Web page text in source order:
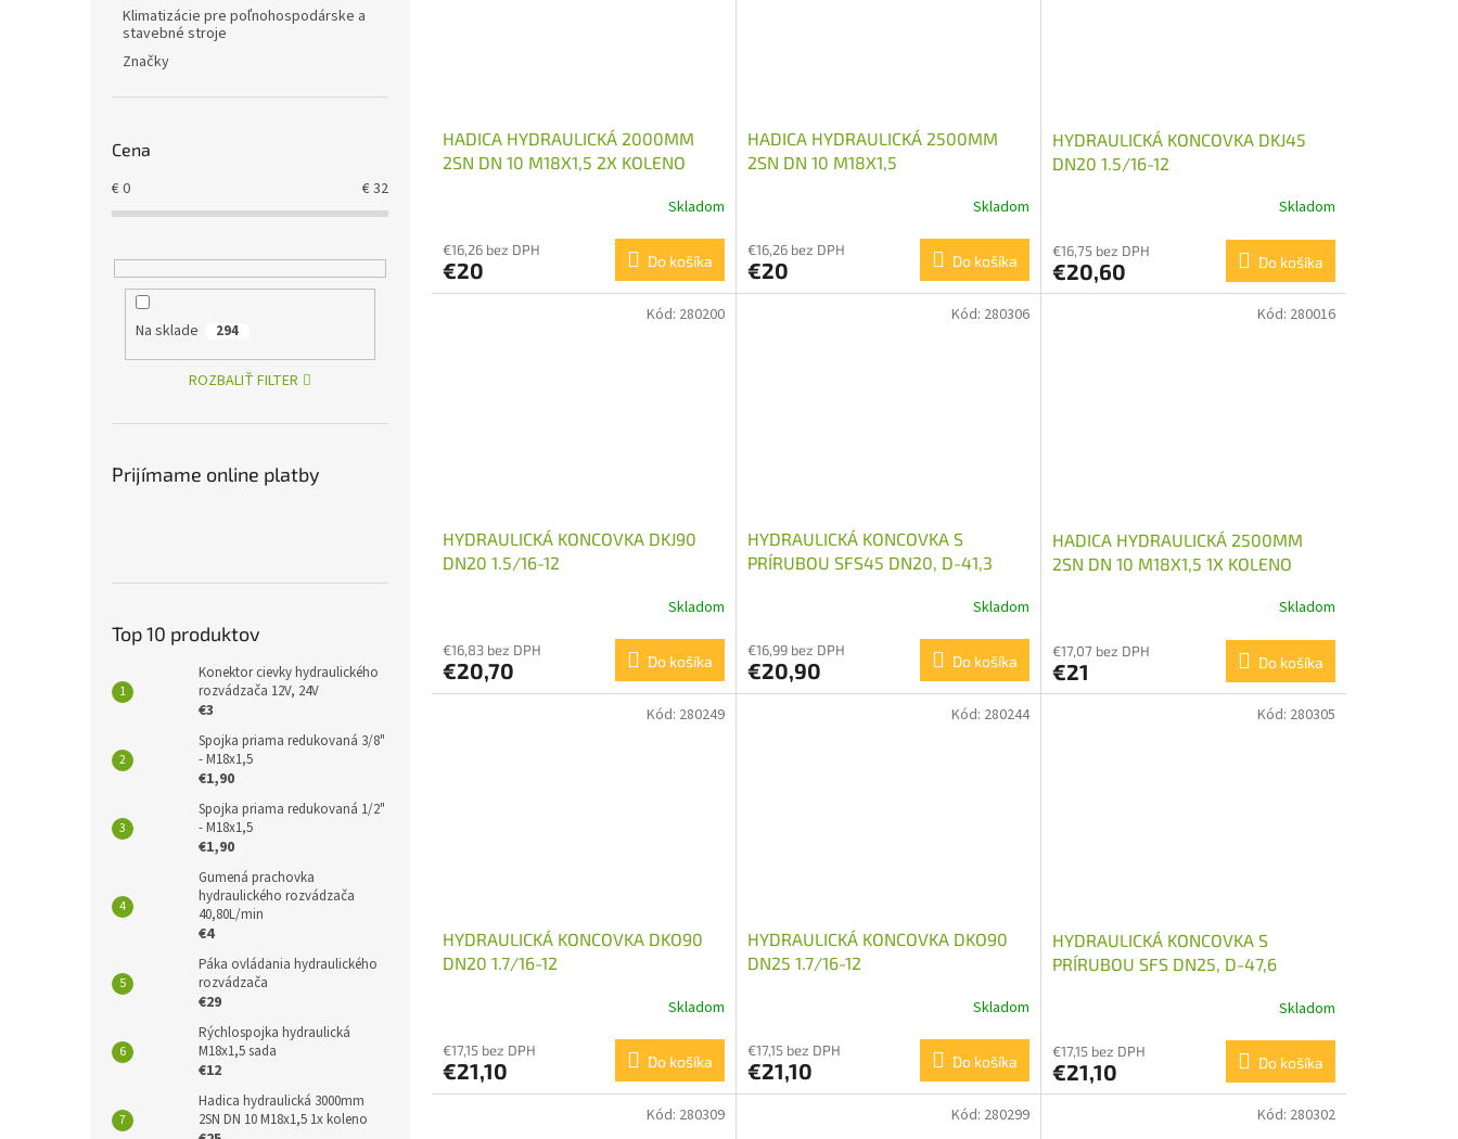
Klimatizácie pre poľnohospodárske a
stavebné stroje
Značky
Cena
€0 €32
Na sklade 294
ROZBALIŤ FILTER
Prijímame online platby
Top 10 produktov
Konektor cievky hydraulického
rozvádzača 12V, 24V
€3
Spojka priama redukovaná 3/8"
- M18x1,5
€1,90
Spojka priama redukovaná 1/2"
- M18x1,5
€1,90
Gumená prachovka
hydraulického rozvádzača
40,80L/min
€4
Páka ovládania hydraulického
rozvádzača
€29
Rýchlospojka hydraulická
M18x1,5 sada
€12
Hadica hydraulická 3000mm
2SN DN 10 M18x1,5 1x koleno
HADICA HYDRAULICKÁ 2000MM
2SN DN 10 M18X1,5 2X KOLENO
Skladom
€16,26 bez DPH
€20 Do košíka
HADICA HYDRAULICKÁ 2500MM
2SN DN 10 M18X1,5
Skladom
€16,26 bez DPH
€20 Do košíka
HYDRAULICKÁ KONCOVKA DKJ45
DN20 1.5/16-12
Skladom
€16,75 bez DPH
€20,60 Do košíka
HYDRAULICKÁ KONCOVKA DKJ90
DN20 1.5/16-12
Skladom
€16,83 bez DPH
€20,70 Do košíka
Kód: 280200
HYDRAULICKÁ KONCOVKA S
PRÍRUBOU SFS45 DN20, D-41,3
Skladom
€16,99 bez DPH
€20,90 Do košíka
Kód: 280306
HADICA HYDRAULICKÁ 2500MM
2SN DN 10 M18X1,5 1X KOLENO
Skladom
€17,07 bez DPH
€21 Do košíka
Kód: 280016
HYDRAULICKÁ KONCOVKA DKO90
DN20 1.7/16-12
Skladom
€17,15 bez DPH
€21,10 Do košíka
Kód: 280249
HYDRAULICKÁ KONCOVKA DKO90
DN25 1.7/16-12
Skladom
€17,15 bez DPH
€21,10 Do košíka
Kód: 280244
HYDRAULICKÁ KONCOVKA S
PRÍRUBOU SFS DN25, D-47,6
Skladom
€17,15 bez DPH
€21,10 Do košíka
Kód: 280305
Kód: 280309 Kód: 280299 Kód: 280302